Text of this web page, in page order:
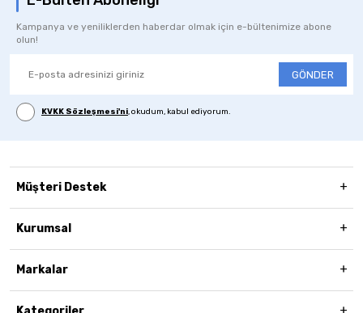
Kampanya ve yeniliklerden haberdar olmak için e-bültenimize abone
olun!
GÖNDER
KVKK Sözleşmesi'ni, okudum, kabul ediyorum.
Müşteri Destek
Kurumsal
Markalar